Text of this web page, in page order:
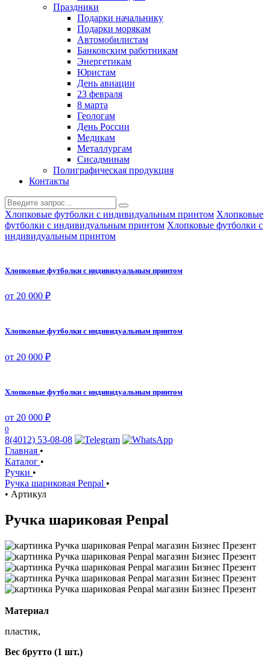
Праздники
Подарки начальнику
Подарки морякам
Автомобилистам
Банковским работникам
Энергетикам
Юристам
День авиации
23 февраля
8 марта
Геологам
День России
Медикам
Металлургам
Сисадминам
Полиграфическая продукция
Контакты
Хлопковые футболки с индивидуальным принтом Хлопковые
футболки с индивидуальным принтом Хлопковые футболки с
индивидуальным принтом
Хлопковые футболки с индивидуальным принтом
от 20 000 ₽
Хлопковые футболки с индивидуальным принтом
от 20 000 ₽
Хлопковые футболки с индивидуальным принтом
от 20 000 ₽
0
8(4012) 53-08-08
Главная •
Каталог •
Ручки •
Ручка шариковая Penpal •
• Артикул
Ручка шариковая Penpal
Материал
пластик,
Вес брутто (1 шт.)